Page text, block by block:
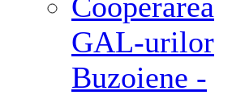
GAL-urilor
Buzoiene -